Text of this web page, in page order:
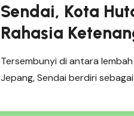
Sendai, Kota
Rahasia
Tersembunyi di antara
Jepang, Sendai berdiri